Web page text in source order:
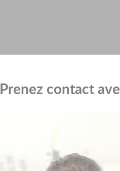
Prenez contact